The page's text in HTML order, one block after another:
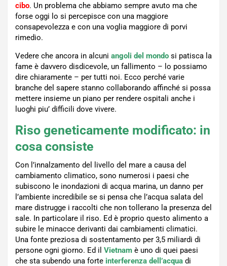
cibo. Un problema che abbiamo sempre avuto ma che
forse oggi lo si percepisce con una maggiore
consapevolezza e con una voglia maggiore di porvi
rimedio.
Vedere che ancora in alcuni angoli del mondo si patisca la
fame è davvero disdicevole, un fallimento – lo possiamo
dire chiaramente – per tutti noi. Ecco perché varie
branche del sapere stanno collaborando affinché si possa
mettere insieme un piano per rendere ospitali anche i
luoghi piu’ difficili dove vivere.
Riso geneticamente modificato: in
cosa consiste
Con l’innalzamento del livello del mare a causa del
cambiamento climatico, sono numerosi i paesi che
subiscono le inondazioni di acqua marina, un danno per
l’ambiente incredibile se si pensa che l’acqua salata del
mare distrugge i raccolti che non tollerano la presenza del
sale. In particolare il riso. Ed è proprio questo alimento a
subire le minacce derivanti dai cambiamenti climatici.
Una fonte preziosa di sostentamento per 3,5 miliardi di
persone ogni giorno. Ed il Vietnam è uno di quei paesi
che sta subendo una forte interferenza dell’acqua di